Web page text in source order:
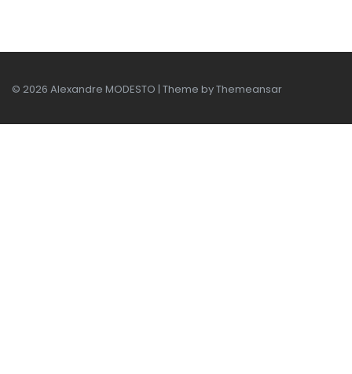
© 2026 Alexandre MODESTO | Theme byThemeansar